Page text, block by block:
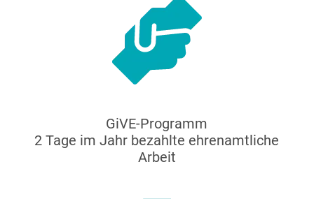
GiVE-Programm
2 Tage im Jahr bezahlte ehrenamtliche
Arbeit